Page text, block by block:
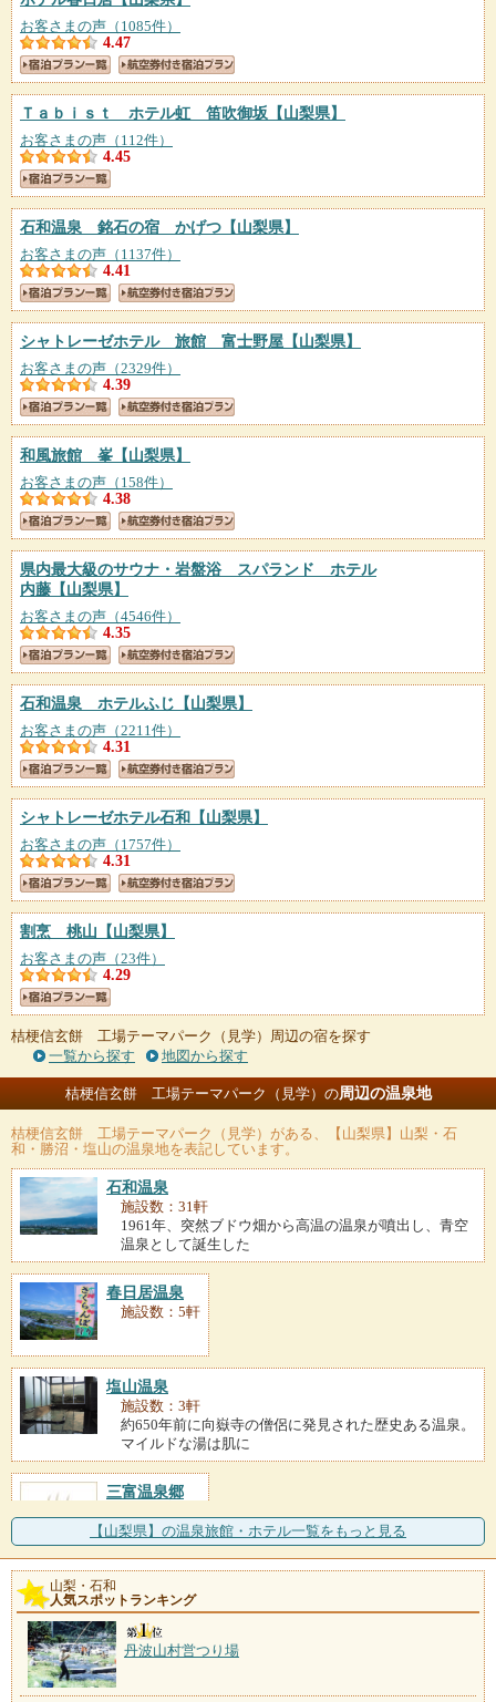
お客さまの声（1085件）
4.47
Ｔａｂｉｓｔ ホテル虹 笛吹御坂 【山梨県】
お客さまの声（112件）
4.45
石和温泉 銘石の宿 かげつ 【山梨県】
お客さまの声（1137件）
4.41
シャトレーゼホテル 旅館 富士野屋 【山梨県】
お客さまの声（2329件）
4.39
和風旅館 峯 【山梨県】
お客さまの声（158件）
4.38
県内最大級のサウナ・岩盤浴 スパランド ホテル
内藤 【山梨県】
お客さまの声（4546件）
4.35
石和温泉 ホテルふじ 【山梨県】
お客さまの声（2211件）
4.31
シャトレーゼホテル石和 【山梨県】
お客さまの声（1757件）
4.31
割烹 桃山 【山梨県】
お客さまの声（23件）
4.29
桔梗信玄餅 工場テーマパーク（見学）周辺の宿を探す
一覧から探す
地図から探す
桔梗信玄餅 工場テーマパーク（見学）の周辺の温泉地
桔梗信玄餅 工場テーマパーク（見学） がある、【山梨県】山梨・石
和・勝沼・塩山の温泉地を表記しています。
石和温泉
施設数：31軒
1961年、突然ブドウ畑から高温の温泉が噴出し、青空
温泉として誕生した
春日居温泉
施設数：5軒
塩山温泉
施設数：3軒
約650年前に向嶽寺の僧侶に発見された歴史ある温泉。
マイルドな湯は肌に
三富温泉郷
【山梨県】の温泉旅館・ホテル一覧をもっと見る
山梨・石和
人気スポットランキング
丹波山村営つり場